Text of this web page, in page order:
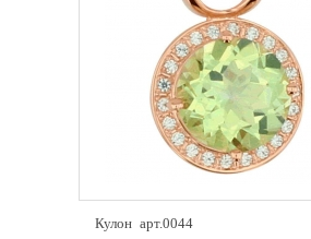
Кулон арт.0044